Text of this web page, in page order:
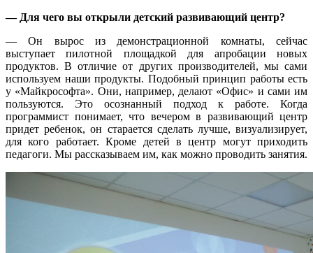
— Для чего вы открыли детский развивающий центр?
— Он вырос из демонстрационной комнаты, сейчас
выступает пилотной площадкой для апробации новых
продуктов. В отличие от других производителей, мы сами
используем наши продукты. Подобный принцип работы есть
у «Майкрософта». Они, например, делают «Офис» и сами им
пользуются. Это осознанный подход к работе. Когда
программист понимает, что вечером в развивающий центр
придет ребенок, он старается сделать лучше, визуализирует,
для кого работает. Кроме детей в центр могут приходить
педагоги. Мы рассказываем им, как можно проводить занятия.